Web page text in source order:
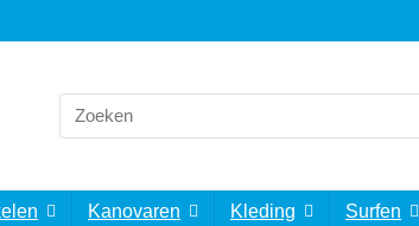
Search
for:
Kanovaren Kleding Surfen